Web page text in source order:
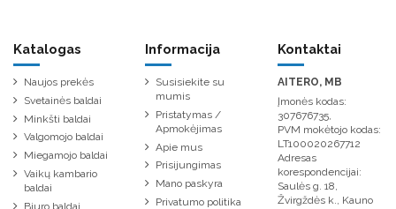
Katalogas
Naujos prekės
Svetainės baldai
Minkšti baldai
Valgomojo baldai
Miegamojo baldai
Vaikų kambario
baldai
Biuro baldai
Informacija
Susisiekite su
mumis
Pristatymas /
Apmokėjimas
Apie mus
Prisijungimas
Mano paskyra
Privatumo politika
Kontaktai
AITERO, MB
Įmonės kodas:
307676735,
PVM mokėtojo kodas:
LT100020267712
Adresas
korespondencijai:
Saulės g. 18,
Žvirgždės k., Kauno